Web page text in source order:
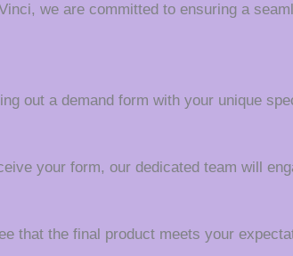
we are committed to ensuring a
out a demand form with your unique
your form, our dedicated team will
that the final product meets your